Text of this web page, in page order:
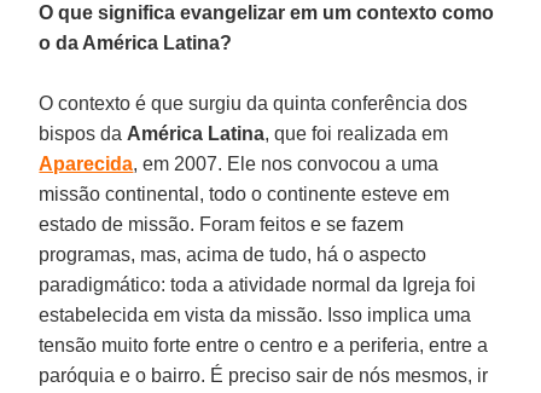
O que significa evangelizar em um contexto como
o da América Latina?
O contexto é que surgiu da quinta conferência dos
bispos da América Latina, que foi realizada em
Aparecida, em 2007. Ele nos convocou a uma
missão continental, todo o continente esteve em
estado de missão. Foram feitos e se fazem
programas, mas, acima de tudo, há o aspecto
paradigmático: toda a atividade normal da Igreja foi
estabelecida em vista da missão. Isso implica uma
tensão muito forte entre o centro e a periferia, entre a
paróquia e o bairro. É preciso sair de nós mesmos, ir